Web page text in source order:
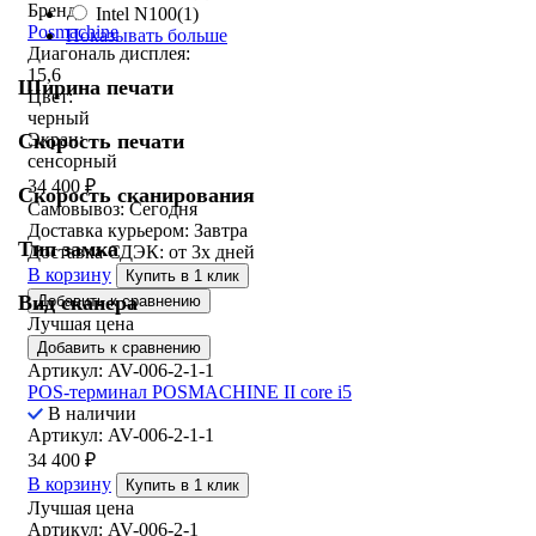
Intel N100(1)
Показывать больше
Ширина печати
Скорость печати
Скорость сканирования
Тип замка
Вид сканера
Бренд:
Posmachine
Диагональ дисплея:
15,6
Цвет:
черный
Экран:
сенсорный
34 400 ₽
Самовывоз:Сегодня
Доставка курьером: Завтра
Доставка СДЭК: от 3х дней
В корзину
Купить в 1 клик
Добавить к сравнению
Лучшая цена
Добавить к сравнению
Артикул: AV-006-2-1-1
POS-терминал POSMACHINE II core i5
В наличии
Артикул: AV-006-2-1-1
34 400 ₽
В корзину
Купить в 1 клик
Лучшая цена
Артикул: AV-006-2-1